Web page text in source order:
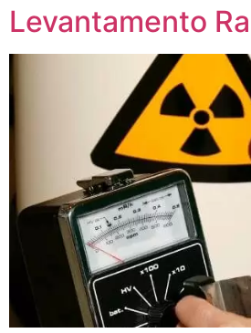
Levantamento